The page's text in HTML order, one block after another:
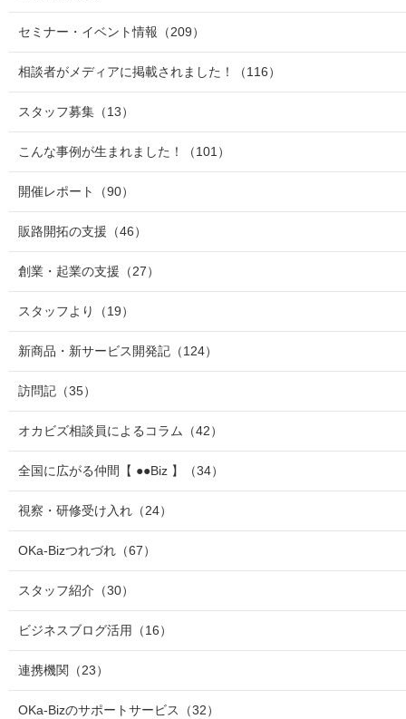
セミナー・イベント情報 （209）
相談者がメディアに掲載されました！ （116）
スタッフ募集 （13）
こんな事例が生まれました！ （101）
開催レポート （90）
販路開拓の支援 （46）
創業・起業の支援 （27）
スタッフより （19）
新商品・新サービス開発記 （124）
訪問記 （35）
オカビズ相談員によるコラム （42）
全国に広がる仲間【 ●●Biz 】 （34）
視察・研修受け入れ （24）
OKa-Bizつれづれ （67）
スタッフ紹介 （30）
ビジネスブログ活用 （16）
連携機関 （23）
OKa-Bizのサポートサービス （32）